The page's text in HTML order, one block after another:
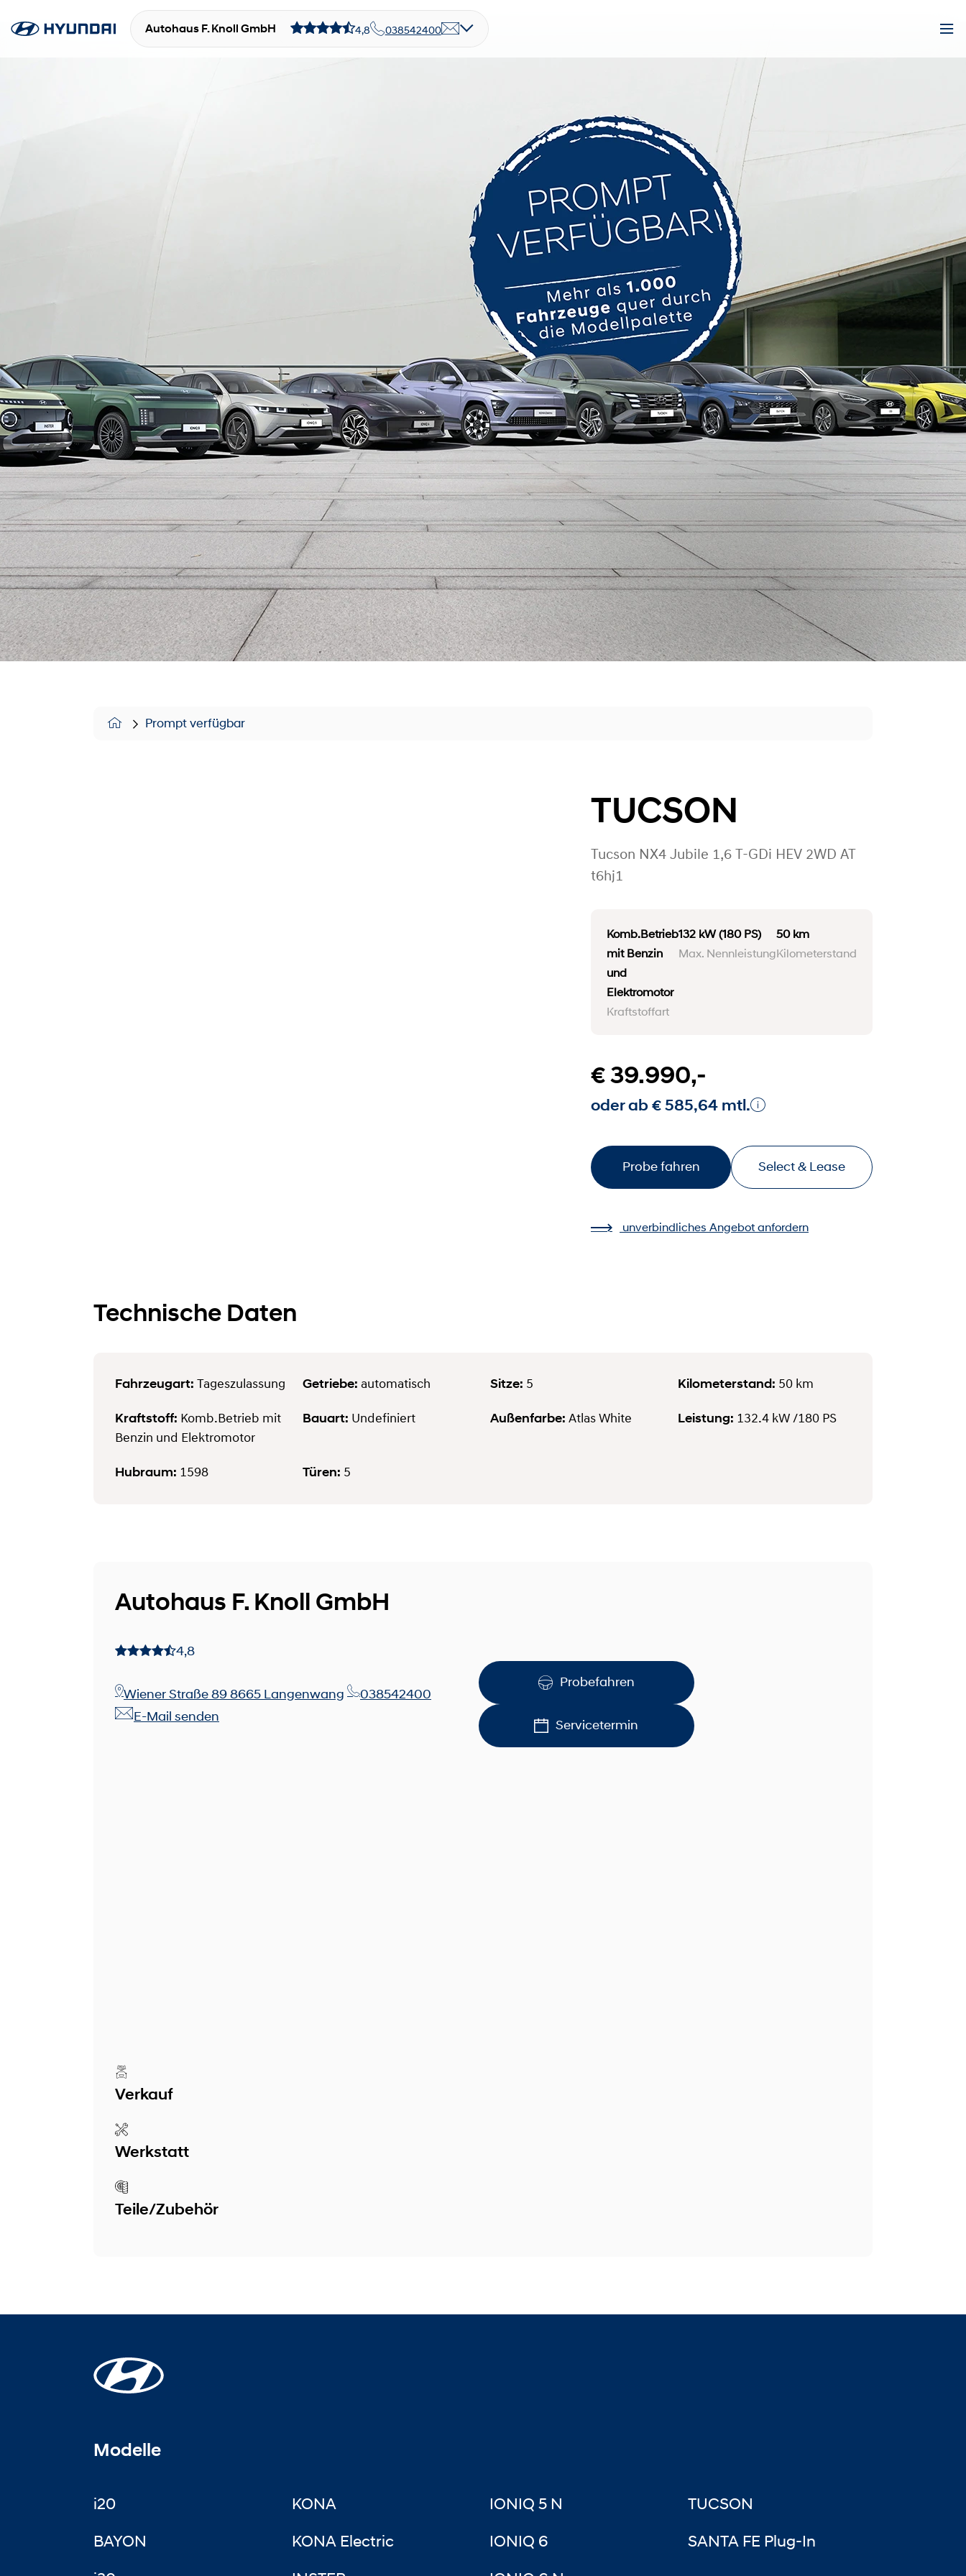
Autohaus F. Knoll GmbH 4,8 038542400
Prompt verfügbar
TUCSON
Tucson NX4 Jubile 1,6 T-GDi HEV 2WD AT
t6hj1
Komb.Betrieb
mit Benzin
und
Elektromotor
Kraftstoffart
132 kW (180 PS)
Max. Nennleistung
50 km
Kilometerstand
€ 39.990,-
oder ab € 585,64 mtl.
Probe fahren Select & Lease
unverbindliches Angebot anfordern
Technische Daten
Fahrzeugart: Tageszulassung Getriebe: automatisch Sitze: 5 Kilometerstand: 50 km
Kraftstoff: Komb.Betrieb mit
Benzin und Elektromotor
Bauart: Undefiniert Außenfarbe: Atlas White Leistung: 132.4 kW /180 PS
Hubraum: 1598 Türen: 5
Autohaus F. Knoll GmbH
4,8
Wiener Straße 89 8665 Langenwang
038542400
E-Mail senden
Probefahren
Servicetermin
Verkauf
Werkstatt
Teile/Zubehör
Modelle
i20
BAYON
KONA
KONA Electric
IONIQ 5 N
IONIQ 6
TUCSON
SANTA FE Plug-In